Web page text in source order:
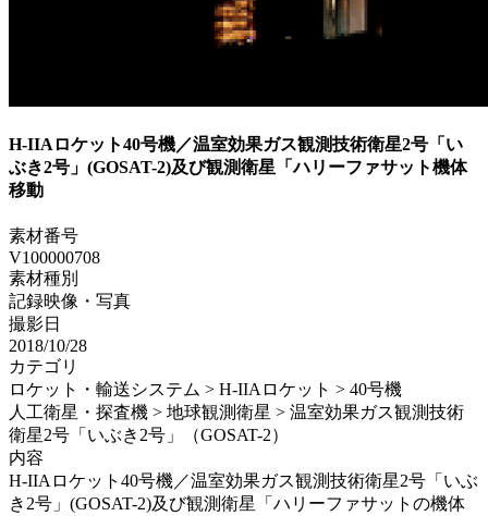
H-IIAロケット40号機／温室効果ガス観測技術衛星2号「い
ぶき2号」(GOSAT-2)及び観測衛星「ハリーファサット機体
移動
素材番号
V100000708
素材種別
記録映像・写真
撮影日
2018/10/28
カテゴリ
ロケット・輸送システム > H-IIAロケット > 40号機
人工衛星・探査機 > 地球観測衛星 > 温室効果ガス観測技術
衛星2号「いぶき2号」（GOSAT-2）
内容
H-IIAロケット40号機／温室効果ガス観測技術衛星2号「いぶ
き2号」(GOSAT-2)及び観測衛星「ハリーファサットの機体